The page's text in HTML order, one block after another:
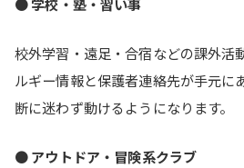
校外学習・遠足・合宿などの課外活
ルギー情報と保護者連絡先が手元に
断に迷わず動けるようになります。
●アウトドア・冒険系クラブ